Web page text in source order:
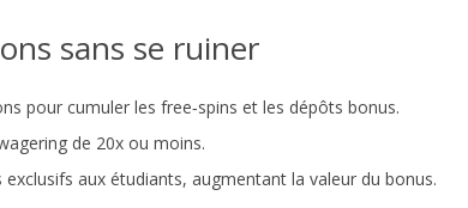
sans se ruiner
pour cumuler les free‑spins et les dépôts bonus.
de 20x ou moins.
aux étudiants, augmentant la valeur du bonus.